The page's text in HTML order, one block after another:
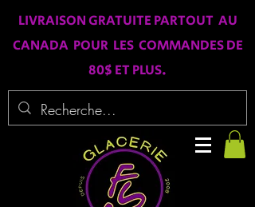
LIVRAISON GRATUITE PARTOUT AU
CANADA POUR LES COMMANDES DE
80$ ET PLUS.